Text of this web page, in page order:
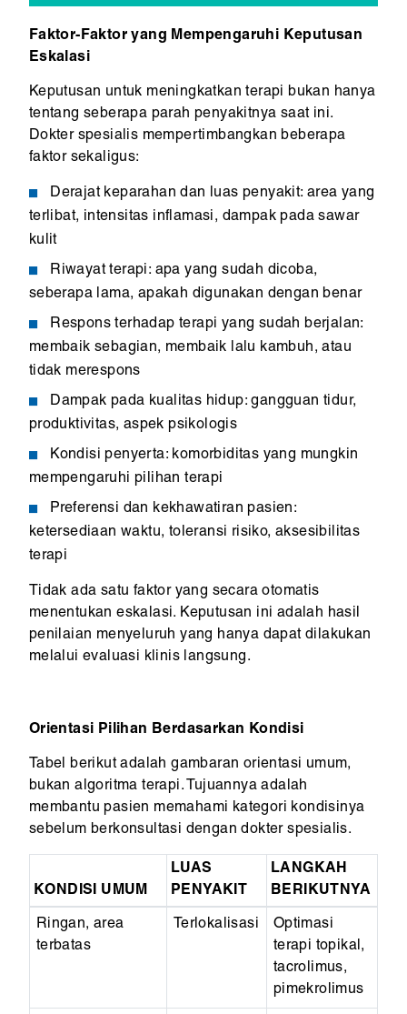
Faktor-Faktor yang Mempengaruhi Keputusan
Eskalasi
Keputusan untuk meningkatkan terapi bukan hanya
tentang seberapa parah penyakitnya saat ini.
Dokter spesialis mempertimbangkan beberapa
faktor sekaligus:
Derajat keparahan dan luas penyakit: area yang
terlibat, intensitas inflamasi, dampak pada sawar
kulit
Riwayat terapi: apa yang sudah dicoba,
seberapa lama, apakah digunakan dengan benar
Respons terhadap terapi yang sudah berjalan:
membaik sebagian, membaik lalu kambuh, atau
tidak merespons
Dampak pada kualitas hidup: gangguan tidur,
produktivitas, aspek psikologis
Kondisi penyerta: komorbiditas yang mungkin
mempengaruhi pilihan terapi
Preferensi dan kekhawatiran pasien:
ketersediaan waktu, toleransi risiko, aksesibilitas
terapi
Tidak ada satu faktor yang secara otomatis
menentukan eskalasi. Keputusan ini adalah hasil
penilaian menyeluruh yang hanya dapat dilakukan
melalui evaluasi klinis langsung.
Orientasi Pilihan Berdasarkan Kondisi
Tabel berikut adalah gambaran orientasi umum,
bukan algoritma terapi. Tujuannya adalah
membantu pasien memahami kategori kondisinya
sebelum berkonsultasi dengan dokter spesialis.
KONDISI UMUM
LUAS
PENYAKIT
LANGKAH
BERIKUTNYA
Ringan, area
terbatas
Terlokalisasi
Optimasi
terapi topikal,
tacrolimus,
pimekrolimus